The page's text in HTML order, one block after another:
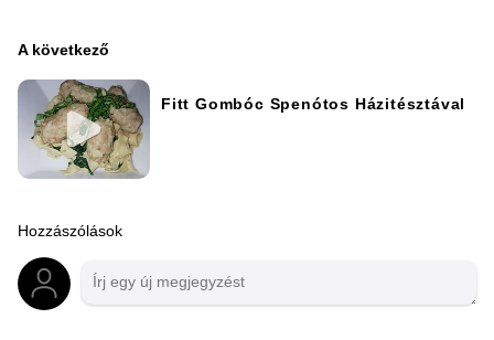
A következő
Fitt Gombóc Spenótos Házitésztával
Hozzászólások